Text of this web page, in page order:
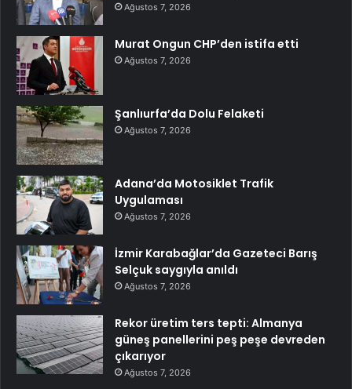
Ağustos 7, 2026
Murat Ongun CHP’den istifa etti
Ağustos 7, 2026
Şanlıurfa’da Dolu Felaketi
Ağustos 7, 2026
Adana’da Motosiklet Trafik
Uygulaması
Ağustos 7, 2026
İzmir Karabağlar’da Gazeteci Barış
Selçuk saygıyla anıldı
Ağustos 7, 2026
Rekor üretim ters tepti: Almanya
güneş panellerini peş peşe devreden
çıkarıyor
Ağustos 7, 2026